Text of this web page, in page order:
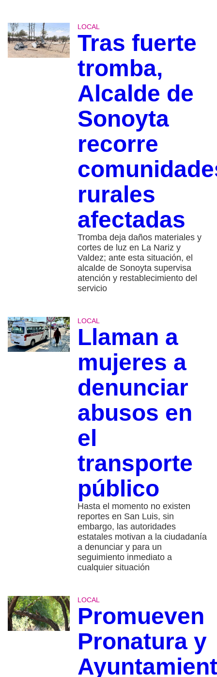
LOCAL
Tras fuerte
tromba,
Alcalde de
Sonoyta
recorre
rurales
afectadas
Tromba deja daños materiales y
cortes de luz en La Nariz y
Valdez; ante esta situación, el
alcalde de Sonoyta supervisa
atención y restablecimiento del
servicio
LOCAL
Llaman a
mujeres a
denunciar
abusos en
el
transporte
público
Hasta el momento no existen
reportes en San Luis, sin
embargo, las autoridades
estatales motivan a la ciudadanía
a denunciar y para un
seguimiento inmediato a
cualquier situación
LOCAL
Promueven
Pronatura y